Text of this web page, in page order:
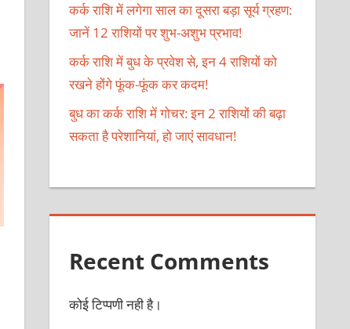
कर्क राशि में लगेगा साल का दूसरा बड़ा सूर्य ग्रहण:
जानें 12 राशियों पर शुभ-अशुभ प्रभाव!
कर्क राशि में बुध के प्रवेश से, इन 4 राशियों को
रखने होंगे फूंक-फूंक कर कदम!
बुध का कर्क राशि में गोचर: इन 2 राशियों की बढ़ा
सकता है परेशानियां, हो जाएं सावधान!
Recent Comments
कोई टिप्पणी नही है।